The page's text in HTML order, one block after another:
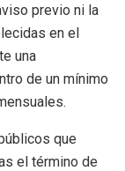
previo ni la
en el
una
de un mínimo
que
el término de